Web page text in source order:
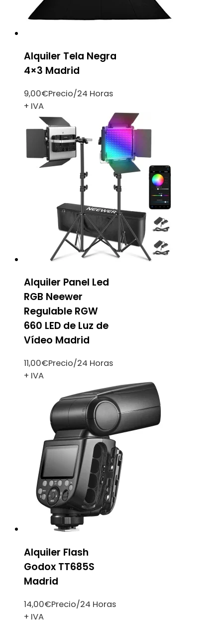
Alquiler Tela Negra
4×3 Madrid
9,00€Precio/24 Horas
+ IVA
Alquiler Panel Led
RGB Neewer
Regulable RGW
660 LED de Luz de
Vídeo Madrid
11,00€Precio/24 Horas
+ IVA
Alquiler Flash
Godox TT685S
Madrid
14,00€Precio/24 Horas
+ IVA